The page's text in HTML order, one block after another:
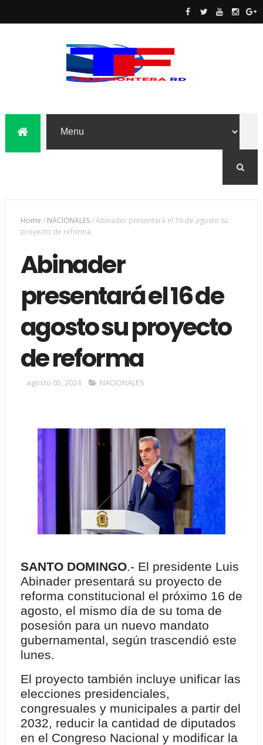
Home / NACIONALES/Abinader presentará el 16 de agosto su
proyecto de reforma
Abinader
presentará el 16 de
agosto su proyecto
de reforma
agosto 05, 2024 NACIONALES
SANTO DOMINGO.- El presidente Luis
Abinader presentará su proyecto de
reforma constitucional el próximo 16 de
agosto, el mismo día de su toma de
posesión para un nuevo mandato
gubernamental, según trascendió este
lunes.
El proyecto también incluye unificar las
elecciones presidenciales,
congresuales y municipales a partir del
2032, reducir la cantidad de diputados
en el Congreso Nacional y modificar la